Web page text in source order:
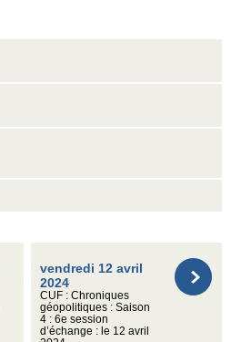
vendredi 12 avril
2024
CUF : Chroniques
géopolitiques : Saison
4 : 6e session
d’échange : le 12 avril